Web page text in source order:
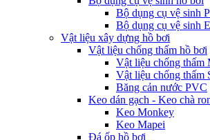
Bộ dụng cụ vệ sinh
Bộ dụng cụ vệ sinh
Vật liệu xây dựng hồ bơi
Vật liệu chống thấm hồ bơi
Vật liệu chống thấm
Vật liệu chống thấm
Băng cản nước PVC
Keo dán gạch - Keo chà
Keo Monkey
Keo Mapei
Đá ốp hồ bơi